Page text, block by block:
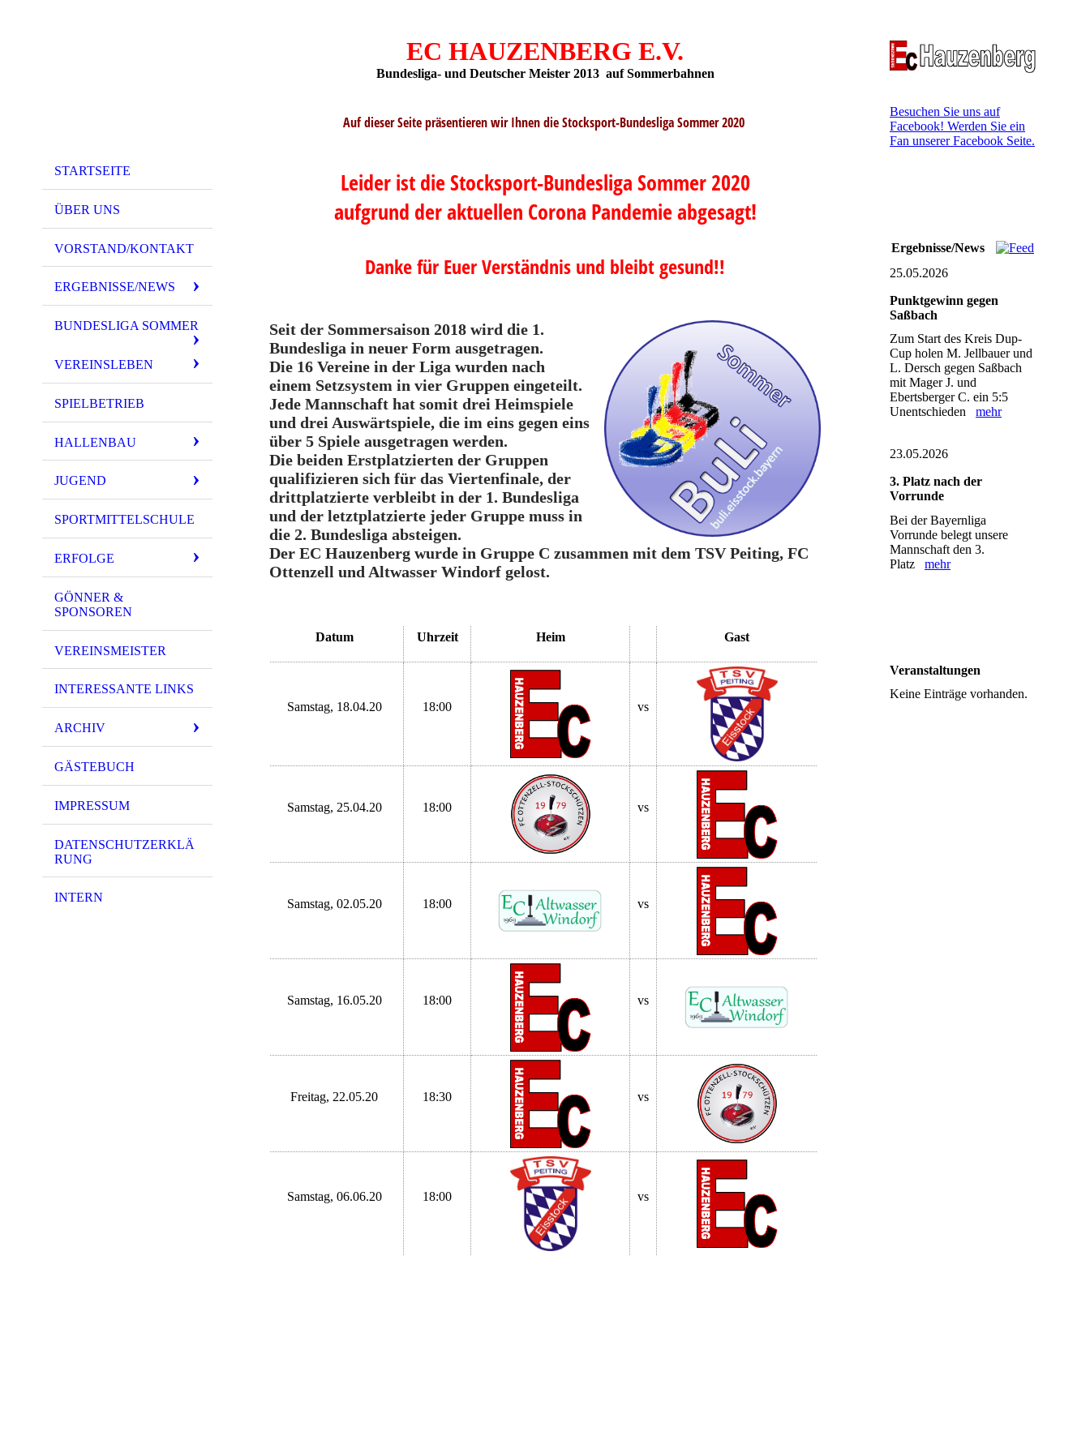
STARTSEITE
ÜBER UNS
VORSTAND/KONTAKT
ERGEBNISSE/NEWS
BUNDESLIGA SOMMER
VEREINSLEBEN
SPIELBETRIEB
HALLENBAU
JUGEND
SPORTMITTELSCHULE
ERFOLGE
GÖNNER &
SPONSOREN
VEREINSMEISTER
INTERESSANTE LINKS
ARCHIV
GÄSTEBUCH
IMPRESSUM
DATENSCHUTZERKLÄ
RUNG
INTERN
EC HAUZENBERG E.V.
Bundesliga- und Deutscher Meister 2013 aufSommerbahnen
Auf dieser Seite präsentieren wir Ihnen die Stocksport-Bundesliga Sommer 2020
Leider ist die Stocksport-Bundesliga Sommer 2020
aufgrund der aktuellen Corona Pandemie abgesagt!
Danke für Euer Verständnis und bleibt gesund!!
Seit der Sommersaison 2018 wird die 1.
Bundesliga in neuer Form ausgetragen.
Die 16 Vereine in der Liga wurden nach
einem Setzsystem in vier Gruppen eingeteilt.
Jede Mannschaft hat somit drei Heimspiele
und drei Auswärtspiele, die im eins gegen eins
über 5 Spiele ausgetragen werden.
Die beiden Erstplatzierten der Gruppen
qualifizieren sich für das Viertenfinale, der
drittplatzierte verbleibt in der 1. Bundesliga
und der letztplatzierte jeder Gruppe muss in
die 2. Bundesliga absteigen.
Der EC Hauzenberg wurde in Gruppe C zusammen mit dem TSV Peiting, FC
Ottenzell und Altwasser Windorf gelost.
Datum Uhrzeit Heim Gast
Samstag, 18.04.20 18:00 vs
Samstag, 25.04.20 18:00 vs
Samstag, 02.05.20 18:00 vs
Samstag, 16.05.20 18:00 vs
Freitag, 22.05.20 18:30 vs
Samstag, 06.06.20 18:00 vs
Besuchen Sie uns auf
Facebook! Werden Sie ein
Fan unserer Facebook Seite.
Ergebnisse/News
25.05.2026
Punktgewinn gegen
Saßbach
Zum Start des Kreis Dup-
Cup holen M. Jellbauer und
L. Dersch gegen Saßbach
mit Mager J. und
Ebertsberger C. ein 5:5
Unentschieden mehr
23.05.2026
3. Platz nach der
Vorrunde
Bei der Bayernliga
Vorrunde belegt unsere
Mannschaft den 3.
Platz mehr
Veranstaltungen
Keine Einträge vorhanden.